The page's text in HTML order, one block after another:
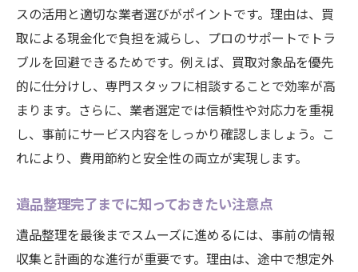
スの活用と適切な業者選びがポイントです。理由は、買
取による現金化で負担を減らし、プロのサポートでトラ
ブルを回避できるためです。例えば、買取対象品を優先
的に仕分けし、専門スタッフに相談することで効率が高
まります。さらに、業者選定では信頼性や対応力を重視
し、事前にサービス内容をしっかり確認しましょう。こ
れにより、費用節約と安全性の両立が実現します。
遺品整理完了までに知っておきたい注意点
遺品整理を最後までスムーズに進めるには、事前の情報
収集と計画的な進行が重要です。理由は、途中で想定外